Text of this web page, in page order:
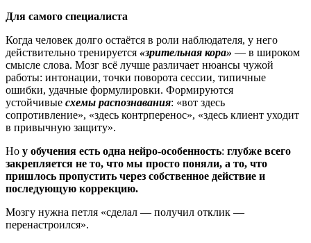
Для самого специалиста
Когда человек долго остаётся в роли наблюдателя, у него
действительно тренируется «зрительная кора» — в широком
смысле слова. Мозг всё лучше различает нюансы чужой
работы: интонации, точки поворота сессии, типичные
ошибки, удачные формулировки. Формируются
устойчивые схемы распознавания: «вот здесь
сопротивление», «здесь контрперенос», «здесь клиент уходит
в привычную защиту».
Но у обучения есть одна нейро-особенность: глубже всего
закрепляется не то, что мы просто поняли, а то, что
пришлось пропустить через собственное действие и
последующую коррекцию.
Мозгу нужна петля «сделал — получил отклик —
перенастроился».